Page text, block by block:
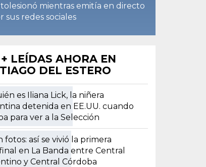
mientras emitía en directo
sus redes sociales
LEÍDAS AHORA EN
DEL ESTERO
es Iliana Lick, la niñera
detenida en EE.UU. cuando
para ver a la Selección
fotos: así se vivió la primera
en La Banda entre Central
y Central Córdoba